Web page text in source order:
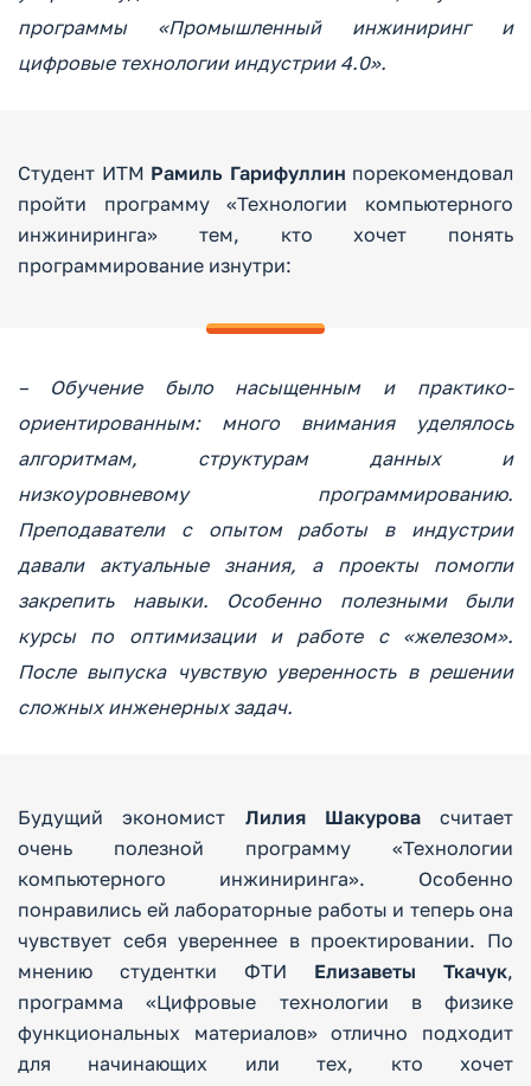
программы «Промышленный инжиниринг и
цифровые технологии индустрии 4.0».
Студент ИТМ Рамиль Гарифуллин порекомендовал
пройти программу «Технологии компьютерного
инжиниринга» тем, кто хочет понять
программирование изнутри:
– Обучение было насыщенным и практико-
ориентированным: много внимания уделялось
алгоритмам, структурам данных и
низкоуровневому программированию.
Преподаватели с опытом работы в индустрии
давали актуальные знания, а проекты помогли
закрепить навыки. Особенно полезными были
курсы по оптимизации и работе с «железом».
После выпуска чувствую уверенность в решении
сложных инженерных задач.
Будущий экономист Лилия Шакуровасчитает
очень полезной программу «Технологии
компьютерного инжиниринга». Особенно
понравились ей лабораторные работы и теперь она
чувствует себя увереннее в проектировании. По
мнению студентки ФТИ Елизаветы Ткачук,
программа «Цифровые технологии в физике
функциональных материалов» отлично подходит
для начинающих или тех, кто хочет